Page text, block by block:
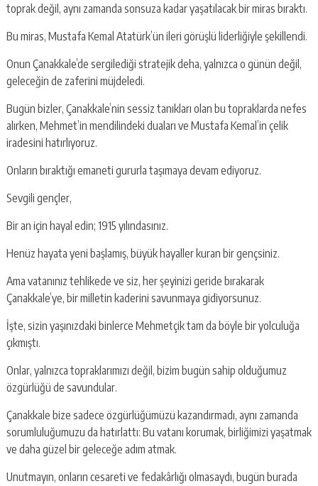
toprak değil, aynı zamanda sonsuza kadar yaşatılacak bir miras bıraktı.
Bu miras, Mustafa Kemal Atatürk’ün ileri görüşlü liderliğiyle şekillendi.
Onun Çanakkale’de sergilediği stratejik deha, yalnızca o günün değil,
geleceğin de zaferini müjdeledi.
Bugün bizler, Çanakkale’nin sessiz tanıkları olan bu topraklarda nefes
alırken, Mehmet’in mendilindeki duaları ve Mustafa Kemal’in çelik
iradesini hatırlıyoruz.
Onların bıraktığı emaneti gururla taşımaya devam ediyoruz.
Sevgili gençler,
Bir an için hayal edin; 1915 yılındasınız.
Henüz hayata yeni başlamış, büyük hayaller kuran bir gençsiniz.
Ama vatanınız tehlikede ve siz, her şeyinizi geride bırakarak
Çanakkale’ye, bir milletin kaderini savunmaya gidiyorsunuz.
İşte, sizin yaşınızdaki binlerce Mehmetçik tam da böyle bir yolculuğa
çıkmıştı.
Onlar, yalnızca topraklarımızı değil, bizim bugün sahip olduğumuz
özgürlüğü de savundular.
Çanakkale bize sadece özgürlüğümüzü kazandırmadı, aynı zamanda
sorumluluğumuzu da hatırlattı: Bu vatanı korumak, birliğimizi yaşatmak
ve daha güzel bir geleceğe adım atmak.
Unutmayın, onların cesareti ve fedakârlığı olmasaydı, bugün burada